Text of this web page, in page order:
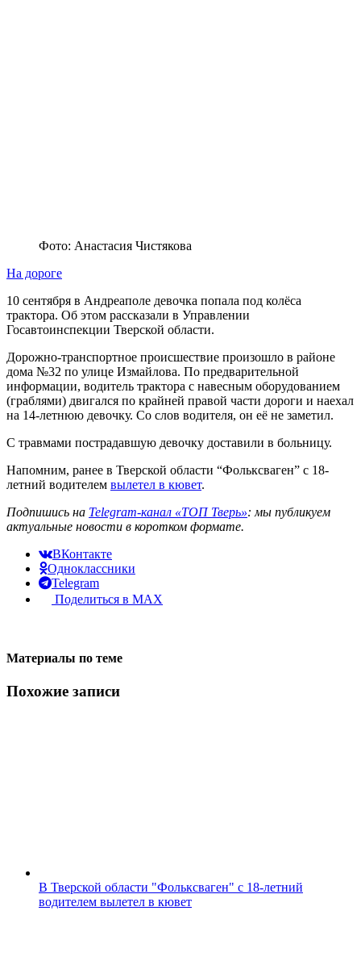
Фото: Анастасия Чистякова
На дороге
10 сентября в Андреаполе девочка попала под колёса
трактора. Об этом рассказали в Управлении
Госавтоинспекции Тверской области.
Дорожно-транспортное происшествие произошло в районе
дома №32 по улице Измайлова. По предварительной
информации, водитель трактора с навесным оборудованием
(граблями) двигался по крайней правой части дороги и наехал
на 14-летнюю девочку. Со слов водителя, он её не заметил.
С травмами пострадавшую девочку доставили в больницу.
Напомним, ранее в Тверской области “Фольксваген” с 18-
летний водителем вылетел в кювет.
Подпишись на Telegram-канал «ТОП Тверь»: мы публикуем
актуальные новости в коротком формате.
ВКонтакте
Одноклассники
Telegram
Поделиться в MAX
Материалы по теме
Похожие записи
В Тверской области "Фольксваген" с 18-летний
водителем вылетел в кювет